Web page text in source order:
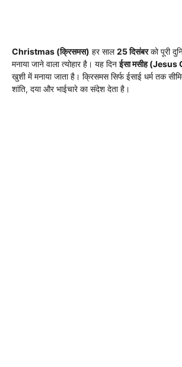
Christmas (क्रिसमस) हर साल25 दिसंबरको पूरी
मनाया जाने वाला त्योहार है। यह दिनईसा मसीह
खुशी में मनाया जाता है। क्रिसमस सिर्फ ईसाई धर्म तक
शांति, दया और भाईचारे का संदेश देता है।